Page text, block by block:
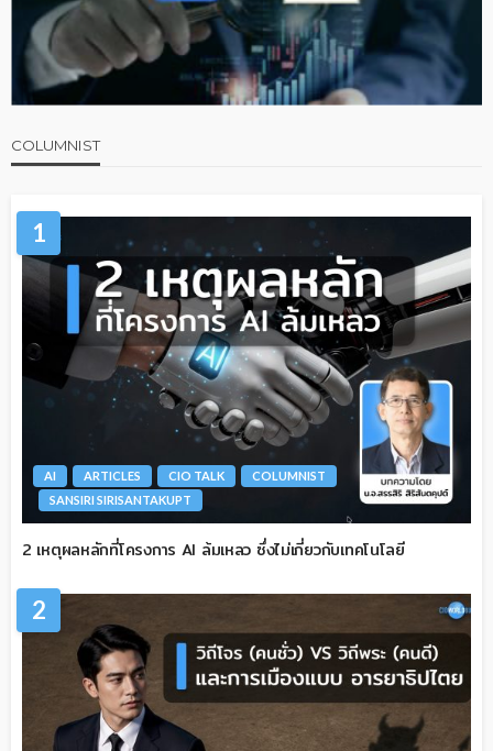
COLUMNIST
1
AI ARTICLES CIO TALK
COLUMNIST
SANSIRI SIRISANTAKUPT
2 เหตุผลหลักที่โครงการ AI ล้มเหลว ซึ่งไม่เกี่ยวกับเทคโนโลยี
2